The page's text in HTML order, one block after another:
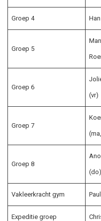
Groep 4
Groep 5
Groep 6
(vr)
Groep 7
Groep 8
(do)
Vakleerkracht gym
Expeditie groep